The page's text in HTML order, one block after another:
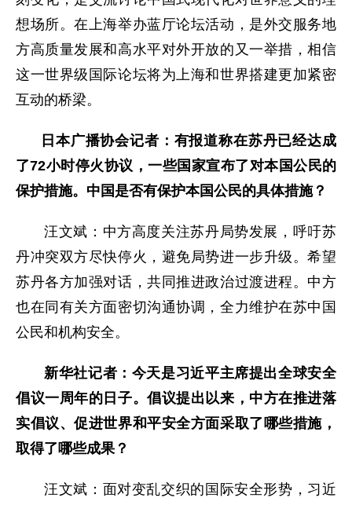
想场所。在上海举办蓝厅论坛活动，是外交服务地
方高质量发展和高水平对外开放的又一举措，相信
这一世界级国际论坛将为上海和世界搭建更加紧密
互动的桥梁。
日本广播协会记者：有报道称在苏丹已经达成
了72小时停火协议，一些国家宣布了对本国公民的
保护措施。中国是否有保护本国公民的具体措施？
汪文斌：中方高度关注苏丹局势发展，呼吁苏
丹冲突双方尽快停火，避免局势进一步升级。希望
苏丹各方加强对话，共同推进政治过渡进程。中方
也在同有关方面密切沟通协调，全力维护在苏中国
公民和机构安全。
新华社记者：今天是习近平主席提出全球安全
倡议一周年的日子。倡议提出以来，中方在推进落
实倡议、促进世界和平安全方面采取了哪些措施，
取得了哪些成果？
汪文斌：面对变乱交织的国际安全形势，习近